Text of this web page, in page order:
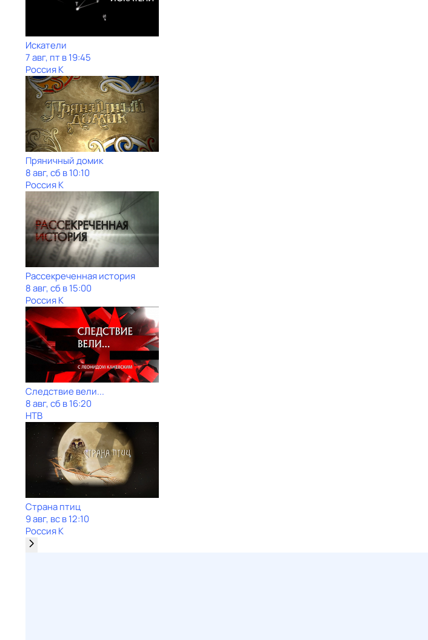
Искатели
7 авг, пт в 19:45
Россия К
Пряничный домик
8 авг, сб в 10:10
Россия К
Рассекреченная история
8 авг, сб в 15:00
Россия К
Следствие вели...
8 авг, сб в 16:20
НТВ
Страна птиц
9 авг, вс в 12:10
Россия К